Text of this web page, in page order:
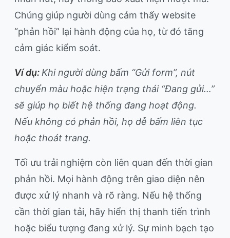
Chúng giúp người dùng cảm thấy website
“phản hồi” lại hành động của họ, từ đó tăng
cảm giác kiểm soát.
Ví dụ: Khi người dùng bấm “Gửi form”, nút
chuyển màu hoặc hiện trạng thái “Đang gửi…”
sẽ giúp họ biết hệ thống đang hoạt động.
Nếu không có phản hồi, họ dễ bấm liên tục
hoặc thoát trang.
Tối ưu trải nghiệm còn liên quan đến thời gian
phản hồi. Mọi hành động trên giao diện nên
được xử lý nhanh và rõ ràng. Nếu hệ thống
cần thời gian tải, hãy hiển thị thanh tiến trình
hoặc biểu tượng đang xử lý. Sự minh bạch tạo